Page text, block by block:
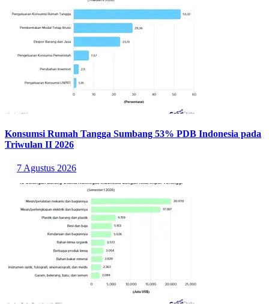
Konsumsi Rumah Tangga Sumbang 53% PDB Indonesia pada
Triwulan II 2026
7 Agustus 2026